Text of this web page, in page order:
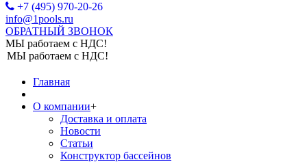
+7 (495) 970-20-26
info@1pools.ru
ОБРАТНЫЙ ЗВОНОК
МЫ работаем с НДС!
Главная
О компании+
Доставка и оплата
Новости
Статьи
Конструктор бассейнов